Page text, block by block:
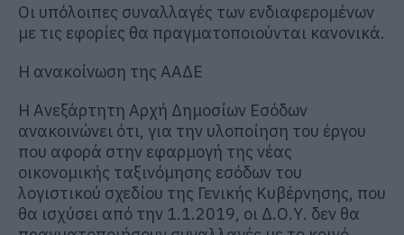
Οι υπόλοιπες συναλλαγές των ενδιαφερομένων
με τις εφορίες θα πραγματοποιούνται κανονικά.
Η ανακοίνωση της ΑΑΔΕ
Η Ανεξάρτητη Αρχή Δημοσίων Εσόδων
ανακοινώνει ότι, για την υλοποίηση του έργου
που αφορά στην εφαρμογή της νέας
οικονομικής ταξινόμησης εσόδων του
λογιστικού σχεδίου της Γενικής Κυβέρνησης, που
θα ισχύσει από την 1.1.2019, οι Δ.Ο.Υ. δεν θα